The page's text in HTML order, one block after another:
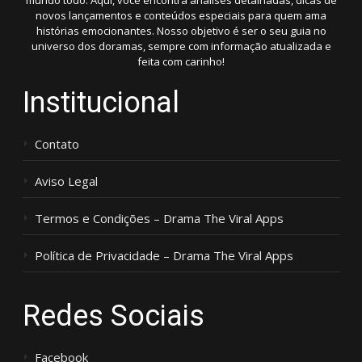
novos lançamentos e conteúdos especiais para quem ama
histórias emocionantes. Nosso objetivo é ser o seu guia no
universo dos doramas, sempre com informação atualizada e
feita com carinho!
Institucional
Contato
Aviso Legal
Termos e Condições – Drama The Viral Apps
Política de Privacidade – Drama The Viral Apps
Redes Sociais
Facebook